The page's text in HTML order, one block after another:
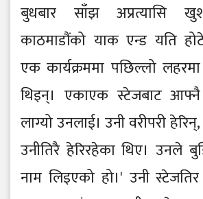
बुधबार साँझ अप्रत्यासि
काठमाडौंको याक एन्ड यति
एक कार्यक्रममा पछिल्लो
थिइन्। एकाएक स्टेजबाट
लाग्यो उनलाई। उनी वरीपरी
उनीतिरै हेरिरहेका थिए। उनले
नाम लिइएको हो।' उनी स्टेजतिर